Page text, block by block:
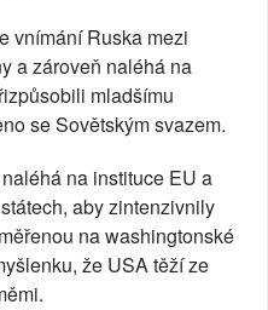
vnímání Ruska mezi
a zároveň naléhá na
mladšímu
se Sovětským svazem.
na instituce EU a
aby zintenzivnily
na washingtonské
že USA těží ze